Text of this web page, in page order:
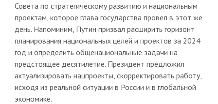
Совета по стратегическому развитию и национальным
проектам, которое глава государства провел в этот же
день. Напоминим, Путин призвал расширить горизонт
планирования национальных целей и проектов за 2024
год и определить общенациональные задачи на
предстоящее десятилетие. Президент предложил
актуализировать нацпроекты, скорректировать работу,
исходя из реальной ситуации в России и в глобальной
экономике.